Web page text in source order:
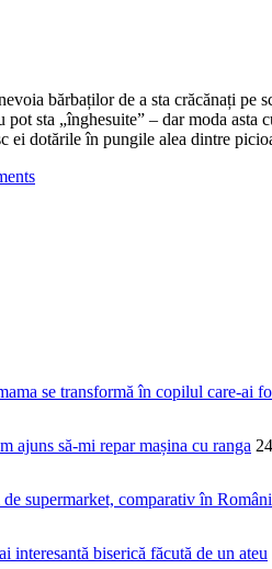
bărbaților de a sta crăcănați pe
pot sta „înghesuite” – dar moda asta
ei dotările în pungile alea dintre
se transformă în copilul care-ai
ajuns să-mi repar mașina cu ranga
de supermarket, comparativ în
interesantă biserică făcută de un ateu